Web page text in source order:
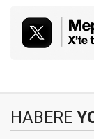
HABERE